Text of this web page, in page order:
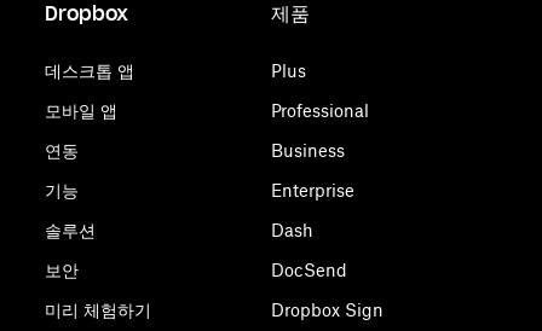
Dropbox
데스크톱 앱
모바일 앱
연동
기능
솔루션
보안
미리 체험하기
제품
Plus
Professional
Business
Enterprise
Dash
DocSend
Dropbox Sign